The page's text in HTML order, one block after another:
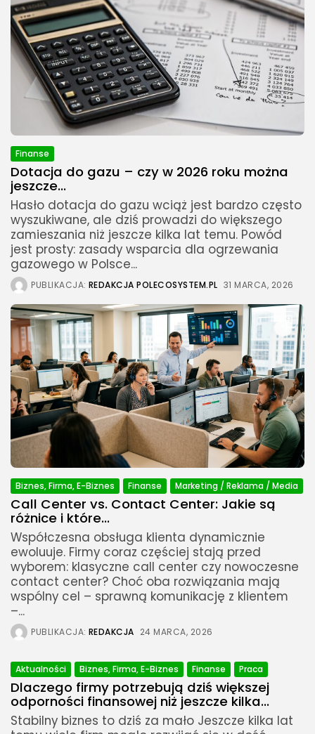
Finanse
Dotacja do gazu – czy w 2026 roku można
jeszcze...
Hasło dotacja do gazu wciąż jest bardzo często
wyszukiwane, ale dziś prowadzi do większego
zamieszania niż jeszcze kilka lat temu. Powód
jest prosty: zasady wsparcia dla ogrzewania
gazowego w Polsce...
PUBLIKACJA: REDAKCJA POLECOSYSTEM.PL 31 MARCA, 2026
Biznes, Firma, E-Biznes Finanse Marketing / Reklama / Media
Call Center vs. Contact Center: Jakie są
różnice i które...
Współczesna obsługa klienta dynamicznie
ewoluuje. Firmy coraz częściej stają przed
wyborem: klasyczne call center czy nowoczesne
contact center? Choć oba rozwiązania mają
wspólny cel – sprawną komunikację z klientem
–...
PUBLIKACJA: REDAKCJA 24 MARCA, 2026
Aktualności Biznes, Firma, E-Biznes Finanse Praca
Dlaczego firmy potrzebują dziś większej
odporności finansowej niż jeszcze kilka...
Stabilny biznes to dziś za mało Jeszcze kilka lat